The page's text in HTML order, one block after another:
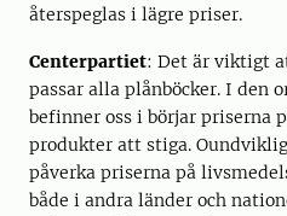
återspeglas i lägre priser.
Centerpartiet: Det är viktigt
passar alla plånböcker. I den
befinner oss i börjar priserna
produkter att stiga.
påverka priserna på
både i andra länder och